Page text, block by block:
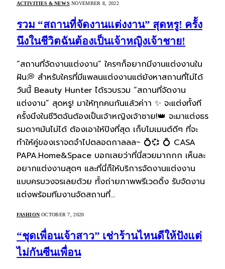
ACTIVITIES & NEWS NOVEMBER 8, 2022
รวม “สถานที่จัดงานแต่งงาน” สุดหรู! ครั้ง
นึงในชีวิตฉันต้องเป็นเจ้าหญิงเจ้าชาย!
“สถานที่จัดงานแต่งงาน” ใครๆก็อยากมีงานแต่งงานใน
ฝัน💭 สำหรับใครที่มีแพลนแต่งงานแต่ยังหาสถานที่ไม่ได้
วันนี้ Beauty Hunter ได้รวบรวม “สถานที่จัดงาน
แต่งงาน” สุดหรู! มาให้ทุกคนกันแล้วค่าา ✨ จะแต่งทั้งที
ครั้งนึงในชีวิตฉันต้องเป็นเจ้าหญิงเจ้าชาย!👑 จะมาแต่งธร
รมดาๆมันไม่ได้ ต้องเอาให้ปังที่สุด เก็บโมเมนต์ดีๆ ที่จะ
ทำให้คู่ของเราจดจำไปตลอดกาลลล~ 💍💞 💍 CASA
PAPA.Home&Space บอกเลยว่าที่นี่สวยมากกก เห็นละ
อยากแต่งงานสุดๆ และที่นี่ก็ให้บริการจัดงานแต่งงาน
แบบครบวงจรเลยด้วย ทั้งถ่ายภาพพรีเวดดิ้ง รับจัดงาน
แต่งพร้อมทีมงานจัดสถานที่…
FASHION OCTOBER 7, 2020
“ชุดเพื่อนเจ้าสาว” เช่าร้านไหนดีให้ปังแต่
ไม่กันซีนเพื่อน